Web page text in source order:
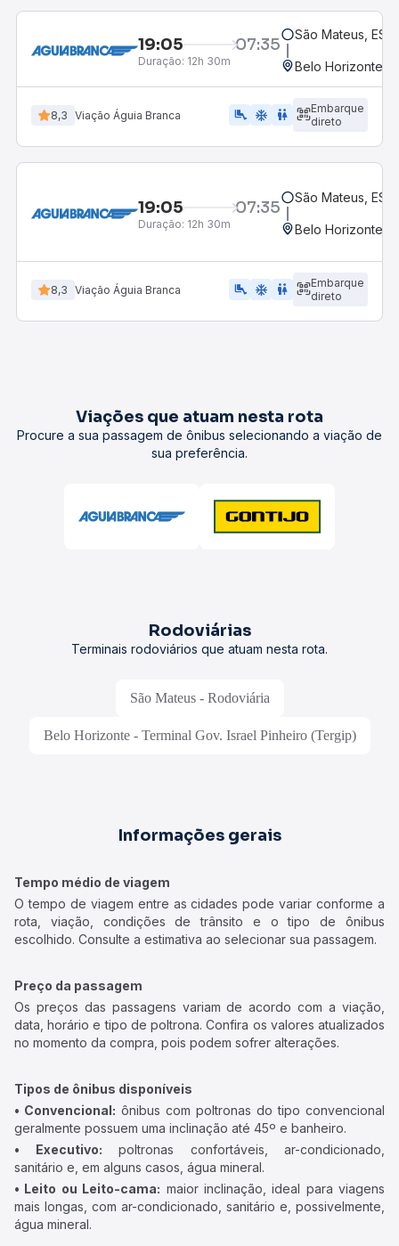
19:05 07:35
Duração: 12h 30m
São Mateus, ES
Belo Horizonte,
8,3 Viação Águia Branca airline_seat_legroom_extra ac_unit WC
Embarque
direto
19:05 07:35
Duração: 12h 30m
São Mateus, ES
Belo Horizonte,
8,3 Viação Águia Branca airline_seat_legroom_extra ac_unit wc
Embarque
direto
Viações que atuam nesta rota
Procure a sua passagem de ônibus selecionando a viação de
sua preferência.
Rodoviárias
Terminais rodoviários que atuam nesta rota.
São Mateus - Rodoviária
Belo Horizonte - Terminal Gov. Israel Pinheiro (Tergip)
Informações gerais
Tempo médio de viagem
O tempo de viagem entre as cidades pode variar conforme a
rota, viação, condições de trânsito e o tipo de ônibus
escolhido. Consulte a estimativa ao selecionar sua passagem.
Preço da passagem
Os preços das passagens variam de acordo com a viação,
data, horário e tipo de poltrona. Confira os valores atualizados
no momento da compra, pois podem sofrer alterações.
Tipos de ônibus disponíveis
• Convencional: ônibus com poltronas do tipo convencional
geralmente possuem uma inclinação até 45º e banheiro.
• Executivo: poltronas confortáveis, ar-condicionado,
sanitário e, em alguns casos, água mineral.
• Leito ou Leito-cama: maior inclinação, ideal para viagens
mais longas, com ar-condicionado, sanitário e, possivelmente,
água mineral.